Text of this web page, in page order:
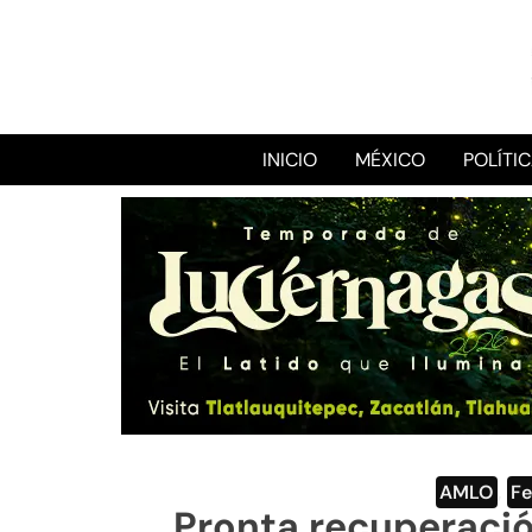
INICIO MÉXICO
AMLO